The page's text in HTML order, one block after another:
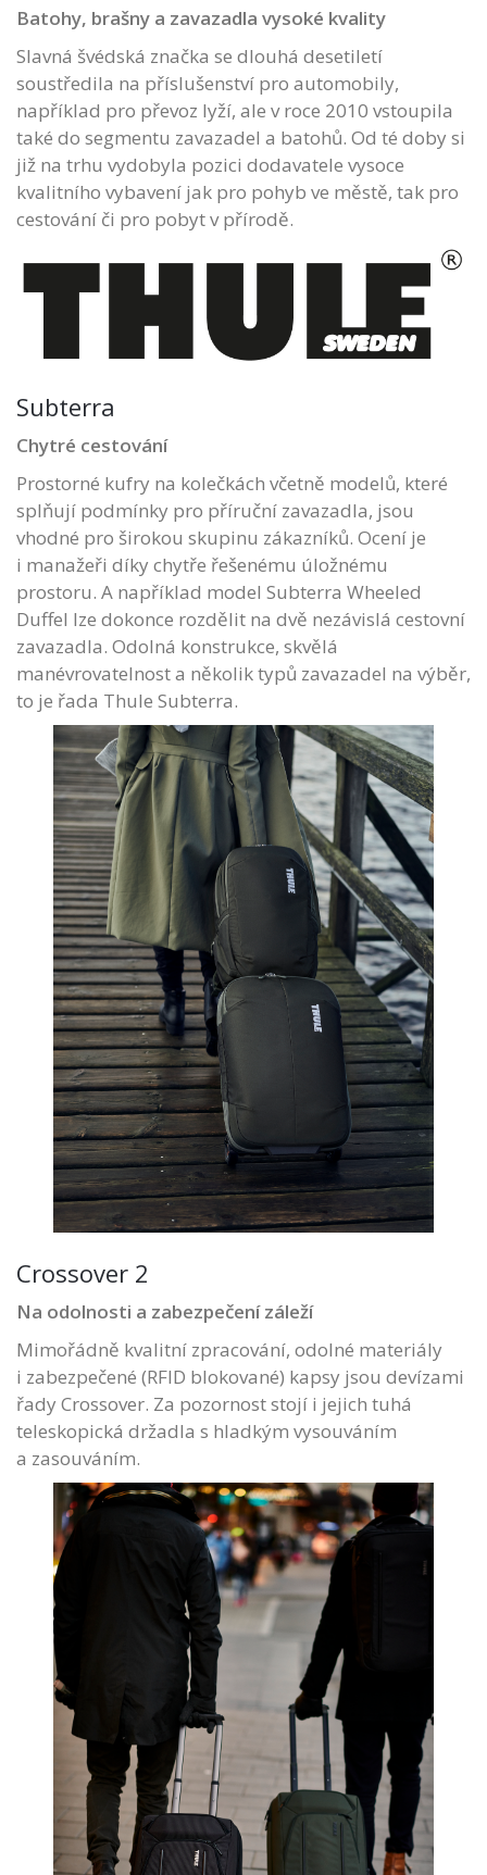
Batohy, brašny a zavazadla vysoké kvality
Slavná švédská značka se dlouhá desetiletí
soustředila na příslušenství pro automobily,
například pro převoz lyží, ale v roce 2010 vstoupila
také do segmentu zavazadel a batohů. Od té doby si
již na trhu vydobyla pozici dodavatele vysoce
kvalitního vybavení jak pro pohyb ve městě, tak pro
cestování či pro pobyt v přírodě.
Subterra
Chytré cestování
Prostorné kufry na kolečkách včetně modelů, které
splňují podmínky pro příruční zavazadla, jsou
vhodné pro širokou skupinu zákazníků. Ocení je
i manažeři díky chytře řešenému úložnému
prostoru. A například model Subterra Wheeled
Duffel lze dokonce rozdělit na dvě nezávislá cestovní
zavazadla. Odolná konstrukce, skvělá
manévrovatelnost a několik typů zavazadel na výběr,
to je řada Thule Subterra.
Crossover 2
Na odolnosti a zabezpečení záleží
Mimořádně kvalitní zpracování, odolné materiály
i zabezpečené (RFID blokované) kapsy jsou devízami
řady Crossover. Za pozornost stojí i jejich tuhá
teleskopická držadla s hladkým vysouváním
a zasouváním.